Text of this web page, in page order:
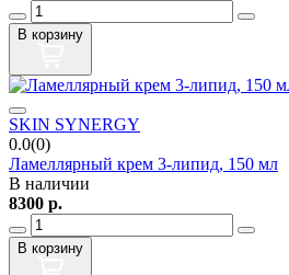
В корзину
SKIN SYNERGY
0.0(0)
Ламеллярный крем 3-липид, 150 мл
В наличии
8300 р.
В корзину